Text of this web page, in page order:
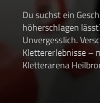
Du suchst ein
höherschlagen
Unvergesslich.
Klettererlebnisse –
Kletterarena